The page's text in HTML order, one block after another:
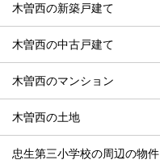
木曽西の新築戸建て
木曽西の中古戸建て
木曽西のマンション
木曽西の土地
忠生第三小学校の周辺の物